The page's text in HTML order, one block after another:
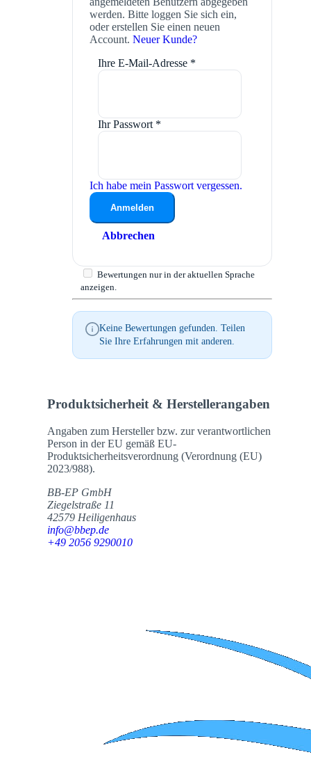
werden. Bitte loggen Sie sich ein,
oder erstellen Sie einen neuen
Account. Neuer Kunde?
Ihre E-Mail-Adresse *
Ihr Passwort *
Ich habe mein Passwort vergessen.
Anmelden
Abbrechen
Bewertungen nur in der aktuellen Sprache
anzeigen.
Keine Bewertungen gefunden. Teilen
Sie Ihre Erfahrungen mit anderen.
Produktsicherheit & Herstellerangaben
Angaben zum Hersteller bzw. zur verantwortlichen
Person in der EU gemäß EU-
Produktsicherheitsverordnung (Verordnung (EU)
2023/988).
BB-EP GmbH
Ziegelstraße 11
42579 Heiligenhaus
info@bbep.de
+49 2056 9290010